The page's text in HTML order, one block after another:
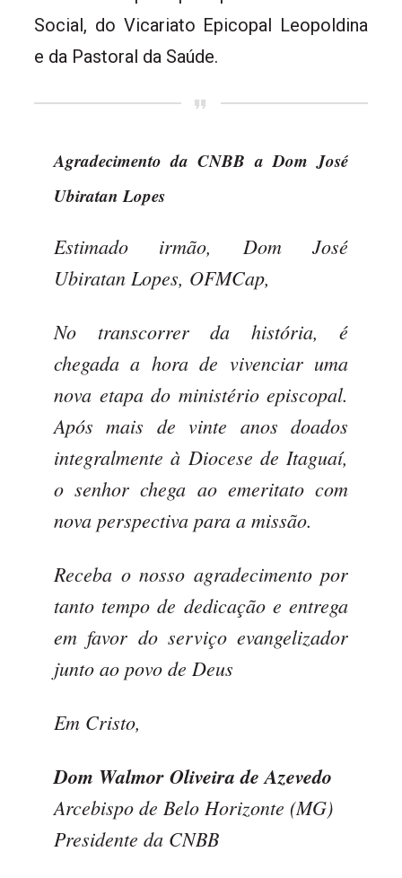
Social, do Vicariato Epicopal Leopoldina
e da Pastoral da Saúde.
Agradecimento da CNBB a Dom José
Ubiratan Lopes
Estimado irmão, Dom José
Ubiratan Lopes, OFMCap,
No transcorrer da história, é
chegada a hora de vivenciar uma
nova etapa do ministério episcopal.
Após mais de vinte anos doados
integralmente à Diocese de Itaguaí,
o senhor chega ao emeritato com
nova perspectiva para a missão.
Receba o nosso agradecimento por
tanto tempo de dedicação e entrega
em favor do serviço evangelizador
junto ao povo de Deus
Em Cristo,
Dom Walmor Oliveira de Azevedo
Arcebispo de Belo Horizonte (MG)
Presidente da CNBB